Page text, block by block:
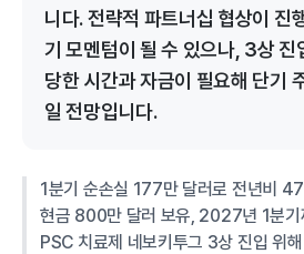
니다. 전략적 파트너십 협상이 진
기 모멘텀이 될 수 있으나, 3상 진
당한 시간과 자금이 필요해 단기
일 전망입니다.
1분기 순손실 177만 달러로 전년비
현금 800만 달러 보유, 2027년 1분기
PSC 치료제 네보키투그 3상 진입 위